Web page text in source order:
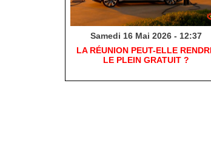
Samedi 16 Mai 2026 - 12:37
​LA RÉUNION PEUT-ELLE
LE PLEIN GRATUIT ?